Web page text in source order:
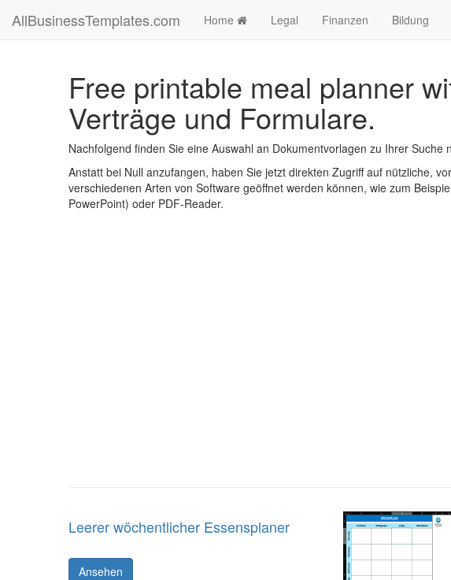
AllBusinessTemplates.com Home Legal Finanzen Bildung
Free printable meal planner
Verträge und Formulare.
Nachfolgend finden Sie eine Auswahl an Dokumentvorlagen zu Ihrer
Anstatt bei Null anzufangen, haben Sie jetzt direkten Zugriff auf nützliche,
verschiedenen Arten von Software geöffnet werden können, wie zum
PowerPoint) oder PDF-Reader.
Leerer wöchentlicher Essensplaner
Ansehen